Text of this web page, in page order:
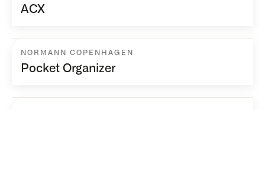
ACX
NORMANN COPENHAGEN
Pocket Organizer